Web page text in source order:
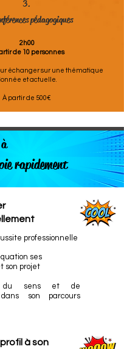
3.
pédagogiques
2h00
de 10 personnes
échanger sur une thématique
et actuelle.
À partir de 500€
rapidement
professionnelle
ses
son projet
du sens et de
dans son parcours
à son